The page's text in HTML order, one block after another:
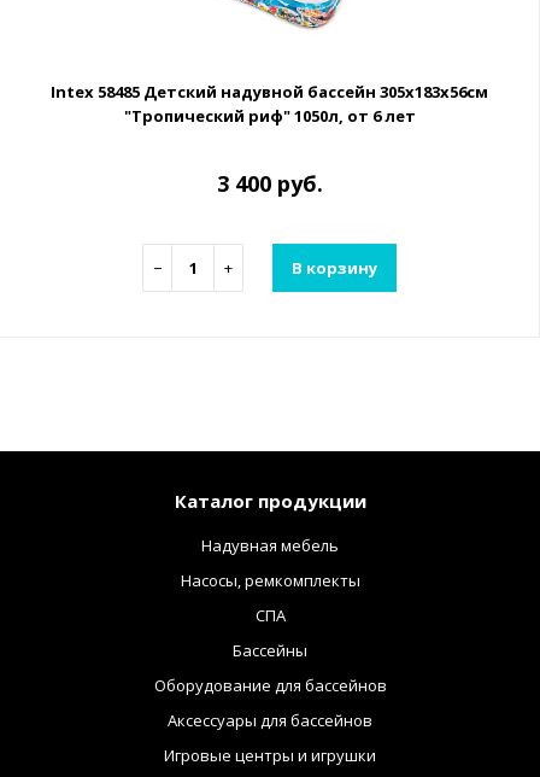
Intex 58485 Детский надувной бассейн 305х183х56см
"Тропический риф" 1050л, от 6 лет
3 400 руб.
− + В корзину
Каталог продукции
Надувная мебель
Насосы, ремкомплекты
СПА
Бассейны
Оборудование для бассейнов
Аксессуары для бассейнов
Игровые центры и игрушки